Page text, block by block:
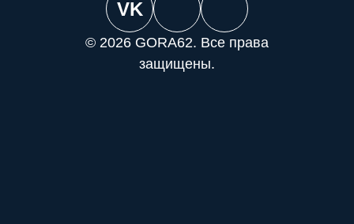
VK
© 2026 GORA62. Все права
защищены.